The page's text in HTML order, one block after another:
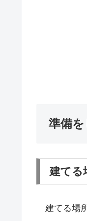
準備を
建てる
建てる場